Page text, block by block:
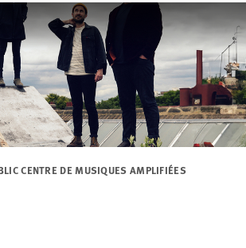
CENTRE DE MUSIQUES AMPLIFIÉES